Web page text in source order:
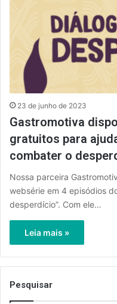
23 de junho de 2023
Gastromotiva
gratuitos para
combater o
Nossa parceira
websérie em 4 episódios
desperdício”. Com ele…
Leia mais »
Pesquisar